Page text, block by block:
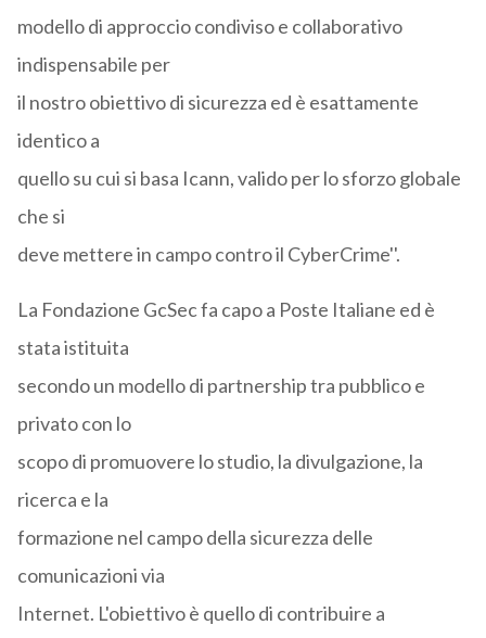
modello di approccio condiviso e collaborativo
indispensabile per
il nostro obiettivo di sicurezza ed è esattamente
identico a
quello su cui si basa Icann, valido per lo sforzo globale
che si
deve mettere in campo contro il CyberCrime''.
La Fondazione GcSec fa capo a Poste Italiane ed è
stata istituita
secondo un modello di partnership tra pubblico e
privato con lo
scopo di promuovere lo studio, la divulgazione, la
ricerca e la
formazione nel campo della sicurezza delle
comunicazioni via
Internet. L'obiettivo è quello di contribuire a